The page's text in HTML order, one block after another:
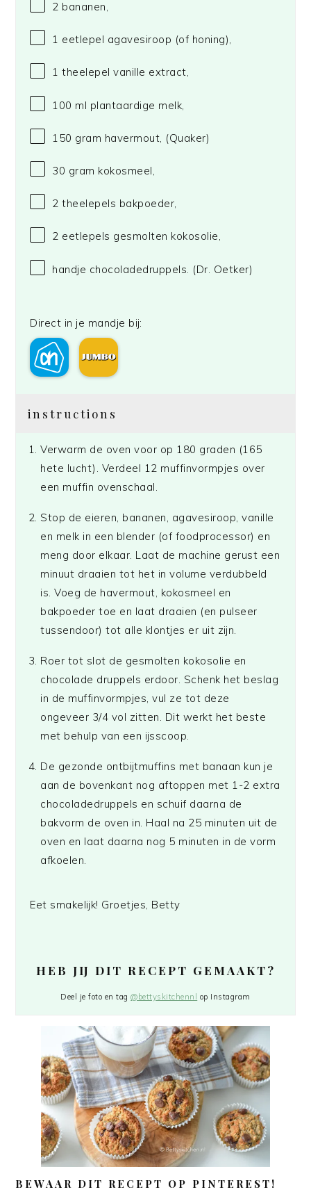
2 bananen,
1 eetlepel agavesiroop (of honing),
1 theelepel vanille extract,
100 ml plantaardige melk,
150 gram havermout, (Quaker)
30 gram kokosmeel,
2 theelepels bakpoeder,
2 eetlepels gesmolten kokosolie,
handje chocoladedruppels. (Dr. Oetker)
Direct in je mandje bij:
instructions
Verwarm de oven voor op 180 graden (165
hete lucht). Verdeel 12 muffinvormpjes over
een muffin ovenschaal.
Stop de eieren, bananen, agavesiroop, vanille
en melk in een blender (of foodprocessor) en
meng door elkaar. Laat de machine gerust een
minuut draaien tot het in volume verdubbeld
is. Voeg de havermout, kokosmeel en
bakpoeder toe en laat draaien (en pulseer
tussendoor) tot alle klontjes er uit zijn.
Roer tot slot de gesmolten kokosolie en
chocolade druppels erdoor. Schenk het beslag
in de muffinvormpjes, vul ze tot deze
ongeveer 3/4 vol zitten. Dit werkt het beste
met behulp van een ijsscoop.
De gezonde ontbijtmuffins met banaan kun je
aan de bovenkant nog aftoppen met 1-2 extra
chocoladedruppels en schuif daarna de
bakvorm de oven in. Haal na 25 minuten uit de
oven en laat daarna nog 5 minuten in de vorm
afkoelen.
Eet smakelijk! Groetjes, Betty
HEB JIJ DIT RECEPT GEMAAKT?
Deel je foto en tag@bettyskitchennl op Instagram
BEWAAR DIT RECEPT OP PINTEREST!